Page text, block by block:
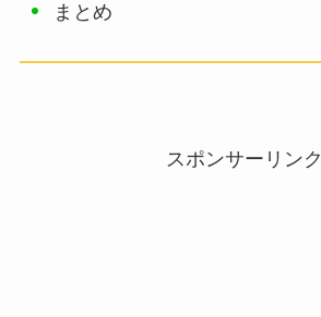
まとめ
スポンサーリンク